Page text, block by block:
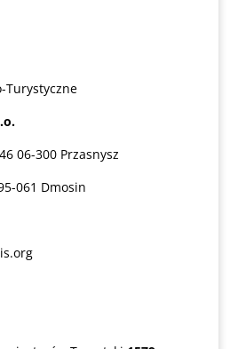
Turystyczne
06-300 Przasnysz
061 Dmosin